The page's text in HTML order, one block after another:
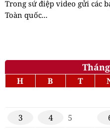
Trong sứ điệp video gửi các
Toàn quốc...
H B T
3
4 5